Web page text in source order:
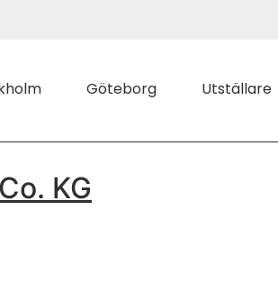
Göteborg Utställare
KG